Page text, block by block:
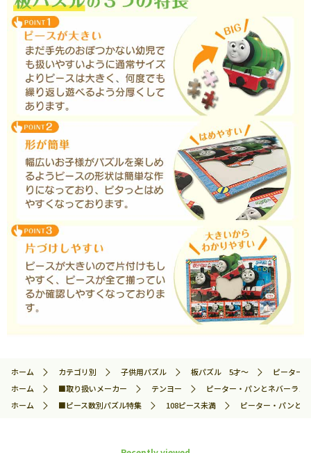
ホーム カテゴリ別 子供用パズル 板パズル 5才～
ピーター
ホーム
■取り扱いメーカー テンヨー
ピーター・パンとネバーラ
ホーム
■ピース数別パズル特集 108ピース未満 ピーター・パンと